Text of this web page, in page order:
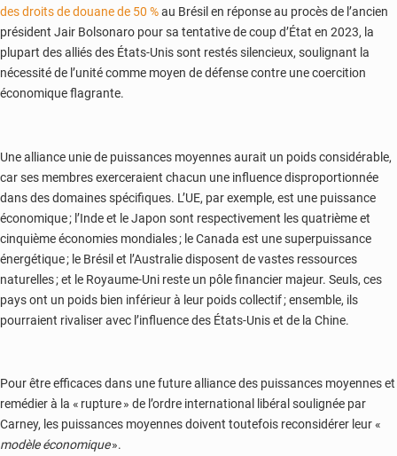
des droits de douane de 50 %au Brésil en réponse au procès de l’ancien
président Jair Bolsonaro pour sa tentative de coup d’État en 2023, la
plupart des alliés des États-Unis sont restés silencieux, soulignant la
nécessité de l’unité comme moyen de défense contre une coercition
économique flagrante.
Une alliance unie de puissances moyennes aurait un poids considérable,
car ses membres exerceraient chacun une influence disproportionnée
dans des domaines spécifiques. L’UE, par exemple, est une puissance
économique ; l’Inde et le Japon sont respectivement les quatrième et
cinquième économies mondiales ; le Canada est une superpuissance
énergétique ; le Brésil et l’Australie disposent de vastes ressources
naturelles ; et le Royaume-Uni reste un pôle financier majeur. Seuls, ces
pays ont un poids bien inférieur à leur poids collectif ; ensemble, ils
pourraient rivaliser avec l’influence des États-Unis et de la Chine.
Pour être efficaces dans une future alliance des puissances moyennes et
remédier à la « rupture » de l’ordre international libéral soulignée par
Carney, les puissances moyennes doivent toutefois reconsidérer leur «
modèle économique».